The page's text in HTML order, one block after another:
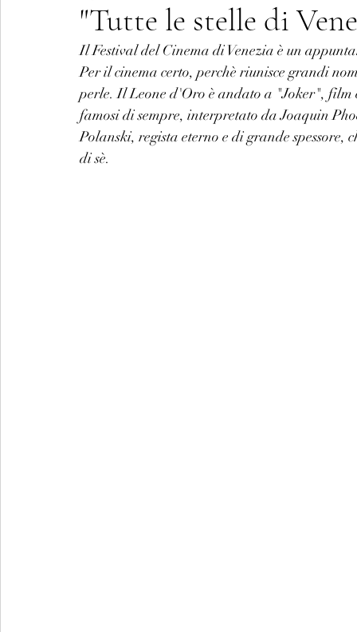
Arte+Cultura Editoriali Webitorials Video
"Tutte le stelle di
Il Festival del Cinema di Venezia è un
Per il cinema certo, perchè riunisce grandi
perle. Il Leone d'Oro è andato a "Joker", film
famosi di sempre, interpretato da Joaquin
Polanski, regista eterno e di grande
di sè.